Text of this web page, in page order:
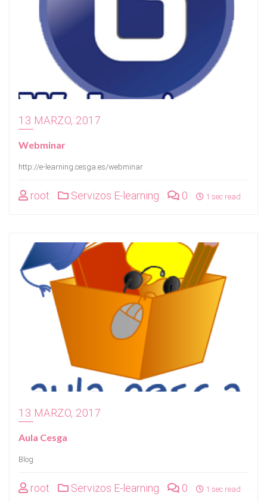
13 MARZO, 2017
Webminar
http://e-learning.cesga.es/webminar
root Servizos E-learning 0 1 sec read
13 MARZO, 2017
Aula Cesga
Blog
root Servizos E-learning 0 1 sec read